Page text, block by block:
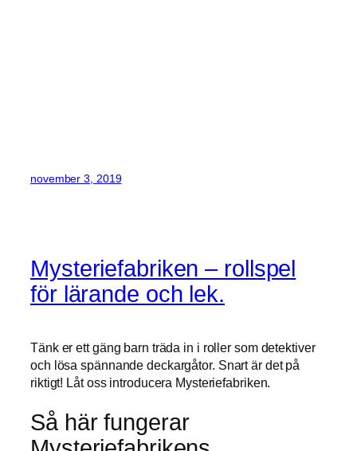
november 3, 2019
Mysteriefabriken – rollspel
för lärande och lek.
Tänk er ett gäng barn träda in i roller som detektiver
och lösa spännande deckargåtor. Snart är det på
riktigt! Låt oss introducera Mysteriefabriken.
Så här fungerar